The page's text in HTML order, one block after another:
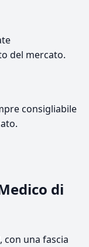
del mercato.
consigliabile
di
, con una fascia